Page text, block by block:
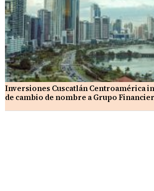
Inversiones Cuscatlán Centroamérica
de cambio de nombre a Grupo